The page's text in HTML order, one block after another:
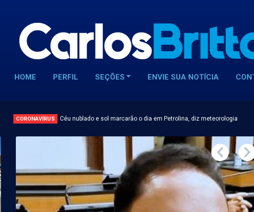
HOME PERFIL SEÇÕES ENVIE SUA NOTÍCIA
CORONAVÍRUS Céu nublado e sol marcarão o dia em Petrolina, diz meteorologia